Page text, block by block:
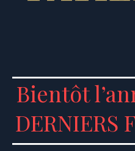
Bientôt
DERNIERS